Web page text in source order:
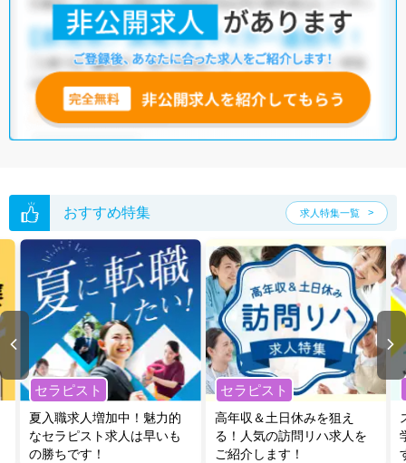
リハビリ
・ その他
他の条件でも人気の求人がございますので、「こだわり条件」から検索
いただくか、お気軽にお問い合わせください。
全国の理学療法士求人
無料転職支援サービス
にお申し込みいただくと、ご希望条件をヒアリン
グした上で求人をご提案いたします。
い。
おすすめ特集 求人特集一覧
セラピスト
夏入職求人増加中！魅力的
なセラピスト求人は早いも
の勝ちです！
セラピスト
高年収＆土日休みを狙え
る！人気の訪問リハ求人を
ご紹介します！